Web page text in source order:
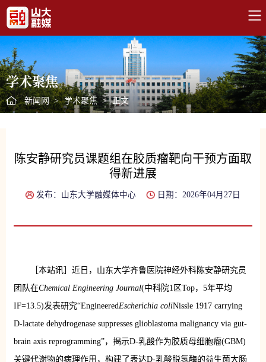
学术聚焦
新闻网 > 学术聚焦 > 正文
陈安静研究员课题组在胶质瘤靶向干预方面取
得新进展
发布：山东大学融媒体中心 日期：2026年04月27日
［本站讯］近日，山东大学齐鲁医院神经外科陈安静研究员
团队在Chemical Engineering Journal(中科院1区Top，5年平均
IF=13.5)发表研究“EngineeredEscherichia coliNissle 1917 carrying
D-lactate dehydrogenase suppresses glioblastoma malignancy via gut-
brain axis reprogramming”，揭示D-乳酸作为胶质母细胞瘤(GBM)
关键代谢物的病理作用，构建了表达D-乳酸脱氢酶的益生菌大肠